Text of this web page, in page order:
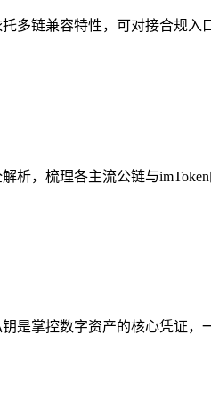
多链兼容特性，可对接合规
析，梳理各主流公链与
是掌控数字资产的核心凭证